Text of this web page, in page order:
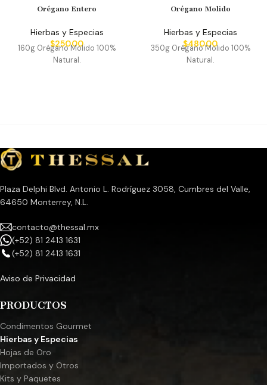
Orégano Entero
Hierbas y Especias
$250.00
160g Orégano Molido 100%
Natural.
Orégano Molido
Hierbas y Especias
$480.00
350g Orégano Molido 100%
Natural.
Plaza Delphi Blvd. Antonio L. Rodríguez 3058, Cumbres del Valle,
64650 Monterrey, N.L.
contacto@thessal.mx
(+52) 81 2413 1631
(+52) 81 2413 1631
Aviso de Privacidad
PRODUCTOS
Condimentos Gourmet
Hierbas y Especias
Hojas de Oro
Importados y Otros
Kits y Paquetes